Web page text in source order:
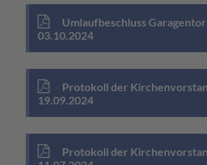
Umlaufbeschluss
03.10.2024
Protokoll der
19.09.2024
Protokoll der